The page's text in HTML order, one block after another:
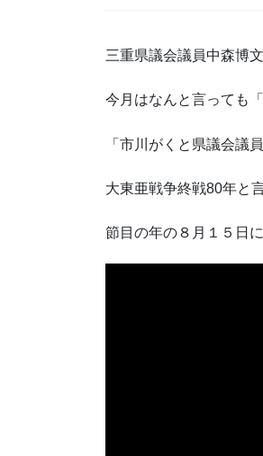
三重県議会議員中森博
今月はなんと言っても
「市川がくと県議会議
大東亜戦争終戦80年と
節目の年の８月１５日